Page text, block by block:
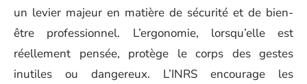
un levier majeur en matière de sécurité et de bien-
être professionnel. L’ergonomie, lorsqu’elle est
réellement pensée, protège le corps des gestes
inutiles ou dangereux. L’INRS encourage les